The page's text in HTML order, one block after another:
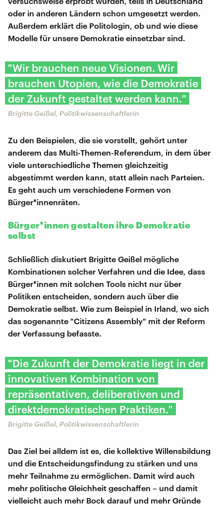
oder in anderen Ländern schon umgesetzt werden.
Außerdem erklärt die Politologin, ob und wie diese
Modelle für unsere Demokratie einsetzbar sind.
"Wir brauchen neue Visionen. Wir
brauchen Utopien, wie die Demokratie
der Zukunft gestaltet werden kann."
Brigitte Geißel, Politikwissenschaftlerin
Zu den Beispielen, die sie vorstellt, gehört unter
anderem das Multi-Themen-Referendum, in dem über
viele unterschiedliche Themen gleichzeitig
abgestimmt werden kann, statt allein nach Parteien.
Es geht auch um verschiedene Formen von
Bürger*innenräten.
Bürger*innen gestalten ihre Demokratie
selbst
Schließlich diskutiert Brigitte Geißel mögliche
Kombinationen solcher Verfahren und die Idee, dass
Bürger*innen mit solchen Tools nicht nur über
Politiken entscheiden, sondern auch über die
Demokratie selbst. Wie zum Beispiel in Irland, wo sich
das sogenannte "Citizens Assembly" mit der Reform
der Verfassung befasste.
"Die Zukunft der Demokratie liegt in der
innovativen Kombination von
repräsentativen, deliberativen und
direktdemokratischen Praktiken."
Brigitte Geißel, Politikwissenschaftlerin
Das Ziel bei alldem ist es, die kollektive Willensbildung
und die Entscheidungsfindung zu stärken und uns
mehr Teilnahme zu ermöglichen. Damit wird auch
mehr politische Gleichheit geschaffen – und damit
vielleicht auch mehr Bock darauf und mehr Gründe